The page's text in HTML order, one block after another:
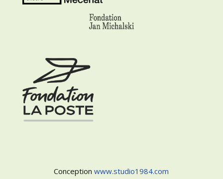
Conceptionwww.studio1984.com